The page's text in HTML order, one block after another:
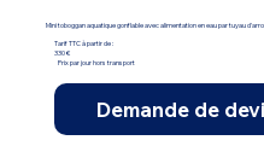
Mini toboggan aquatique gonflable avec alimentation en eau par tuyau
Tarif TTC à partir de :
330 €
Prix par jour hors transport
Demande de